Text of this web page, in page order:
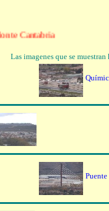
Monte Cantabria
Las imagenes que se